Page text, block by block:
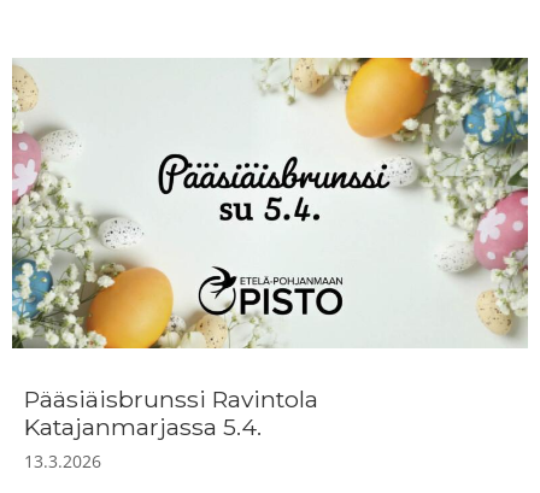
Pääsiäisbrunssi Ravintola
Katajanmarjassa 5.4.
13.3.2026